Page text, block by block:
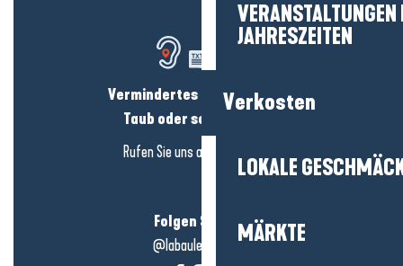
JAHRESZEITEN
Verkosten
LOKALE
MÄRKTE
Vermindertes Hörvermögen?
Taub oder schwerhörig?
Rufen Sie uns an in
Folgen Sie uns!
@labauleguérande